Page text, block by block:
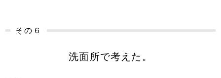
その６
洗面所で考えた。